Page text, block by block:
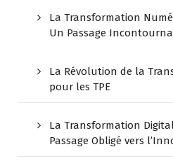
La Transformation
Un Passage
La Révolution de la
pour les TPE
La Transformation
Passage Obligé vers